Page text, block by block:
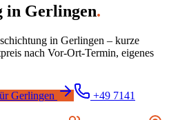
in Gerlingen.
in Gerlingen – kurze
nach Vor-Ort-Termin, eigenes
Gerlingen
+49 7141